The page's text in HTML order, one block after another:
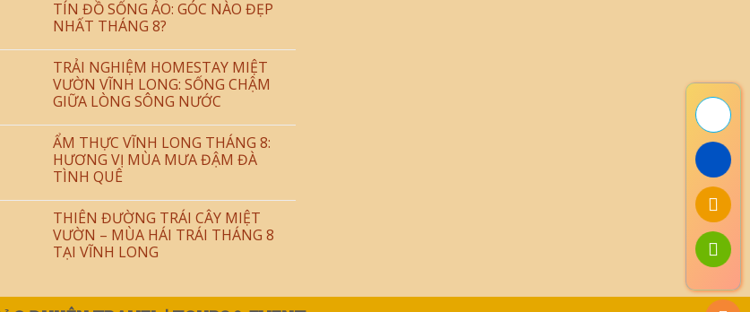
TÍN ĐỒ SỐNG ẢO: GÓC NÀO ĐẸP
NHẤT THÁNG 8?
TRẢI NGHIỆM HOMESTAY MIỆT
VƯỜN VĨNH LONG: SỐNG CHẬM
GIỮA LÒNG SÔNG NƯỚC
ẨM THỰC VĨNH LONG THÁNG 8:
HƯƠNG VỊ MÙA MƯA ĐẬM ĐÀ
TÌNH QUÊ
THIÊN ĐƯỜNG TRÁI CÂY MIỆT
VƯỜN – MÙA HÁI TRÁI THÁNG 8
TẠI VĨNH LONG